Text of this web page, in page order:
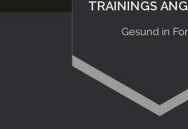
TRAININGS
Gesund in